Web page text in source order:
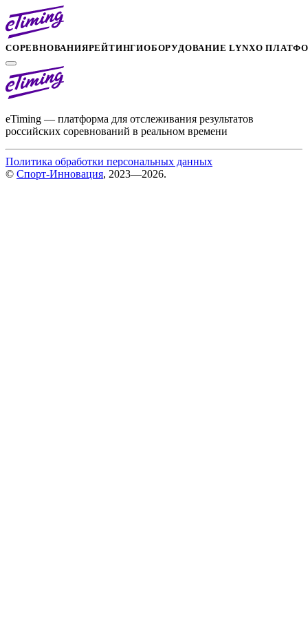
СОРЕВНОВАНИЯРЕЙТИНГИОБОРУДОВАНИЕ LYNXО
eTiming — платформа для отслеживания результатов
российских соревнований в реальном времени
Политика обработки персональных данных
© Спорт-Инновация, 2023—2026.